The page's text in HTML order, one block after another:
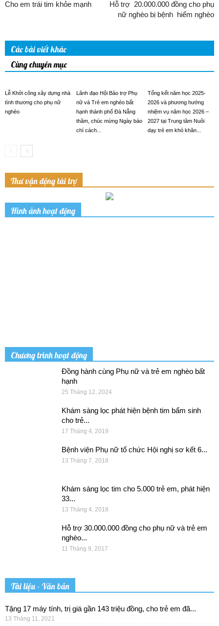
Cho em trái tim khỏe mạnh
Hỗ trợ 20.000.000 đồng cho phụ
nữ nghèo bị bệnh hiểm nghèo
Các bài viết khác
Cùng chuyên mục
Lễ Khởi công xây dựng nhà
tình thương cho phụ nữ
nghèo
Lãnh đạo Hội Bảo trợ Phụ
nữ và Trẻ em nghèo bất
hạnh thành phố Đà Nẵng
thăm, chúc mừng Ngày báo
chí cách...
Tổng kết năm học 2025-
2026 và phương hướng
nhiệm vụ năm học 2026 –
2027 tại Trung tâm Nuôi
dạy trẻ em khó khăn...
Thư vận động tài trợ
Hình ảnh hoạt động
Chương trình hoạt động
Đồng hành cùng Phụ nữ và trẻ em nghèo bất
hạnh
25 Tháng 12, 2024
Khám sàng lọc phát hiện bệnh tim bẩm sinh
cho trẻ...
17 Tháng 4, 2019
Bệnh viện Phụ nữ tổ chức Hội nghị sơ kết 6...
13 Tháng 7, 2018
Khám sàng lọc tim cho 5.000 trẻ em, phát hiện
33...
13 Tháng 4, 2018
Hỗ trợ 30.000.000 đồng cho phụ nữ và trẻ em
nghèo...
11 Tháng 9, 2017
Tài liệu - Văn bản
Tặng 17 máy tính, trị giá gần 143 triệu đồng, cho trẻ em đã...
13 Tháng 11, 2021